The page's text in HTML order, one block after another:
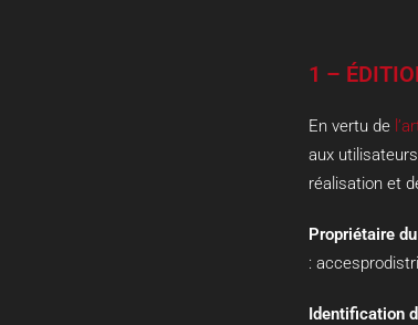
1 –
En vertu de
aux
réalisation et
Propriétaire
:
Identification